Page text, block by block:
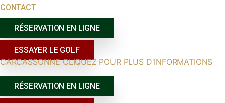
CONTACT
RÉSERVATION EN LIGNE
ESSAYER LE GOLF
CARCASSONNE CLIQUEZ POUR PLUS D'INFORMATIONS
RÉSERVATION EN LIGNE